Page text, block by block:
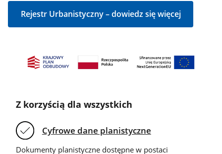
Rejestr Urbanistyczny – dowiedz się więcej
Z korzyścią dla wszystkich
Cyfrowe dane planistyczne
Dokumenty planistyczne dostępne w postaci